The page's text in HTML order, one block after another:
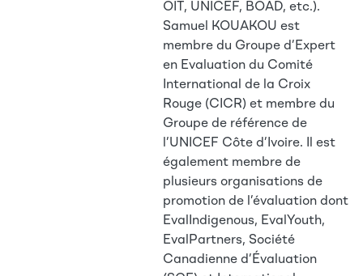
OIT, UNICEF, BOAD, etc.).
Samuel KOUAKOU est
membre du Groupe d’Expert
en Evaluation du Comité
International de la Croix
Rouge (CICR) et membre du
Groupe de référence de
l’UNICEF Côte d’Ivoire. Il est
également membre de
plusieurs organisations de
promotion de l’évaluation dont
EvalIndigenous, EvalYouth,
EvalPartners, Société
Canadienne d’Évaluation